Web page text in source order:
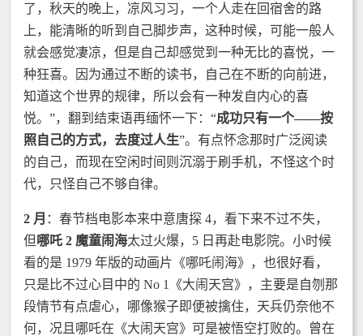
了，秋天的晚上，凉风习习，一个人走在回宿舍的路
上，能清晰的听到自己脚步声，这种时候，可能一般人
就会感觉凄凉，但是自己却感觉到一种无比的喜悦，一
种狂喜。因为通过不断的读书，自己在不断的向前进，
知道这个世界的规律，所以会有一种发自内心的喜
悦。”，翻到结束语再缅怀一下：“成功只有一个——按
照自己的方式，去度过人生”。有点怀念那时广泛阅读
的自己，而现在空闲时间则沉溺于刷手机，不怪这个时
代，只怪自己不够自律。
2 月 ：春节档电影本来中意唐探 4，看下来不过不失，
但 哪吒 2 魔童闹海太过火爆，5 日再赴电影院。小时候
看的是 1979 年版的动画片《哪吒闹海》，也很好看，
只是比不过心目中的 No 1《大闹天宫》，主要是自刎那
段情节有点虐心，哪像猴子即便被擒住，天兵仍奈他不
何，况且哪吒在《大闹天宫》可是被悟空打败的。曾在